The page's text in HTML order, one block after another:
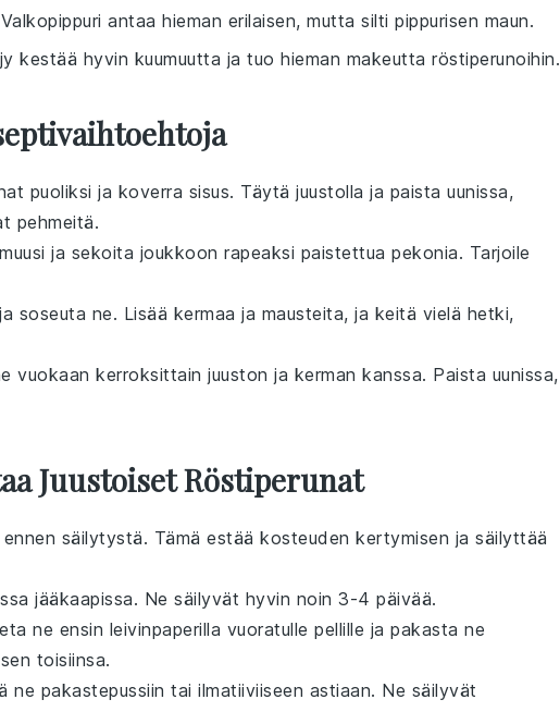
antaa hieman erilaisen, mutta silti pippurisen maun.
kestää hyvin kuumuutta ja tuo hieman makeutta röstiperunoihin.
puoliksi ja koverra sisus. Täytä juustolla ja paista uunissa,
pehmeitä.
ja sekoita joukkoon rapeaksi paistettua pekonia. Tarjoile
soseuta ne. Lisää kermaa ja mausteita, ja keitä vielä hetki,
vuokaan kerroksittain juuston ja kerman kanssa. Paista uunissa,
Juustoiset Röstiperunat
säilytystä. Tämä estää kosteuden kertymisen ja säilyttää
jääkaapissa. Ne säilyvät hyvin noin 3-4 päivää.
ne ensin leivinpaperilla vuoratulle pellille ja pakasta ne
toisiinsa.
ne pakastepussiin tai ilmatiiviiseen astiaan. Ne säilyvät